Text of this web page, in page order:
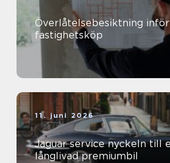
Överlåtelsebesiktning inför
fastighetsköp
11. juni 2026
Jaguar service nyckeln till en trygg och
långlivad premiumbil